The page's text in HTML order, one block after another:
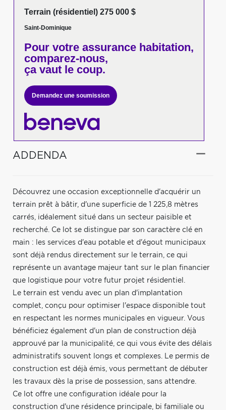
Terrain (résidentiel) 275 000 $
Saint-Dominique
Pour votreassurance habitation,
comparez-nous,
ça vaut le coup.
Demandez une soumission
ADDENDA
Découvrez une occasion exceptionnelle d'acquérir un
terrain prêt à bâtir, d'une superficie de 1 225,8 mètres
carrés, idéalement situé dans un secteur paisible et
recherché. Ce lot se distingue par son caractère clé en
main : les services d'eau potable et d'égout municipaux
sont déjà rendus directement sur le terrain, ce qui
représente un avantage majeur tant sur le plan financier
que logistique pour votre futur projet résidentiel.
Le terrain est vendu avec un plan d'implantation
complet, conçu pour optimiser l'espace disponible tout
en respectant les normes municipales en vigueur. Vous
bénéficiez également d'un plan de construction déjà
approuvé par la municipalité, ce qui vous évite des délais
administratifs souvent longs et complexes. Le permis de
construction est déjà émis, vous permettant de débuter
les travaux dès la prise de possession, sans attendre.
Ce lot offre une configuration idéale pour la
construction d'une résidence principale, bi familiale ou